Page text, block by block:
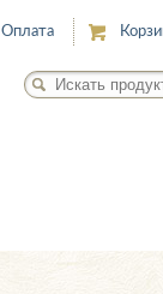
Оплата